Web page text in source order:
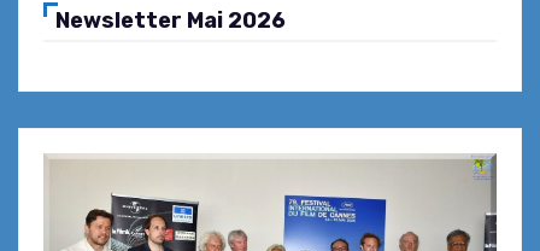
Newsletter Mai 2026